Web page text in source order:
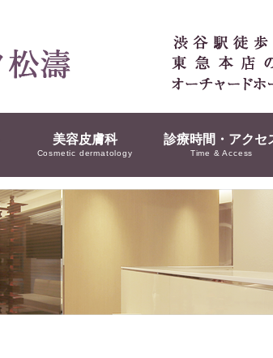
美容皮膚科
Cosmetic dermatology
診療時間・アクセ
Time & Access